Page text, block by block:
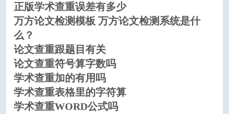
正版学术查重误差有多少
万方论文检测模板 万方论文检测系统是什
么？
论文查重跟题目有关
论文查重符号算字数吗
学术查重加的有用吗
学术查重表格里的字符算
学术查重WORD公式吗